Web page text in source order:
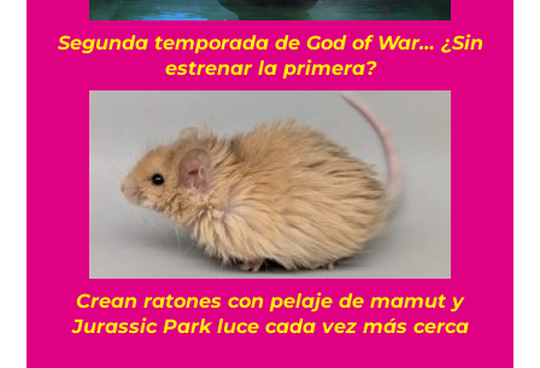
Segunda temporada de God of War… ¿Sin
estrenar la primera?
Crean ratones con pelaje de mamut y
Jurassic Park luce cada vez más cerca